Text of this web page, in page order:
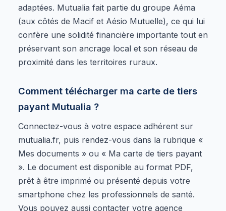
adaptées. Mutualia fait partie du groupe Aéma
(aux côtés de Macif et Aésio Mutuelle), ce qui lui
confère une solidité financière importante tout en
préservant son ancrage local et son réseau de
proximité dans les territoires ruraux.
Comment télécharger ma carte de tiers
payant Mutualia ?
Connectez-vous à votre espace adhérent sur
mutualia.fr, puis rendez-vous dans la rubrique «
Mes documents » ou « Ma carte de tiers payant
». Le document est disponible au format PDF,
prêt à être imprimé ou présenté depuis votre
smartphone chez les professionnels de santé.
Vous pouvez aussi contacter votre agence